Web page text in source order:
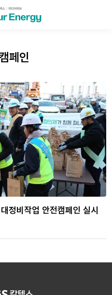
페인
정비작업 안전캠페인 실시